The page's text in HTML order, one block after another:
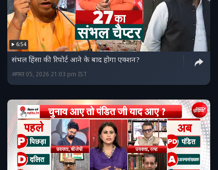
6:54
संभल हिंसा की रिपोर्ट आने के बाद होगा एक्शन?
अगस्त 05, 2026 21:03 pm IST